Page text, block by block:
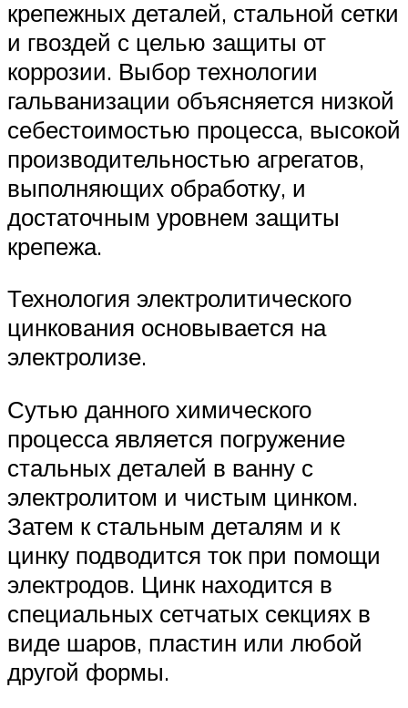
крепежных деталей, стальной сетки
и гвоздей с целью защиты от
коррозии. Выбор технологии
гальванизации объясняется низкой
себестоимостью процесса, высокой
производительностью агрегатов,
выполняющих обработку, и
достаточным уровнем защиты
крепежа.
Технология электролитического
цинкования основывается на
электролизе.
Сутью данного химического
процесса является погружение
стальных деталей в ванну с
электролитом и чистым цинком.
Затем к стальным деталям и к
цинку подводится ток при помощи
электродов. Цинк находится в
специальных сетчатых секциях в
виде шаров, пластин или любой
другой формы.